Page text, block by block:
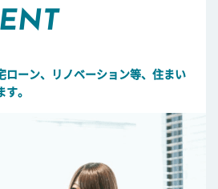
ローン、リノベーション等、住まい
。